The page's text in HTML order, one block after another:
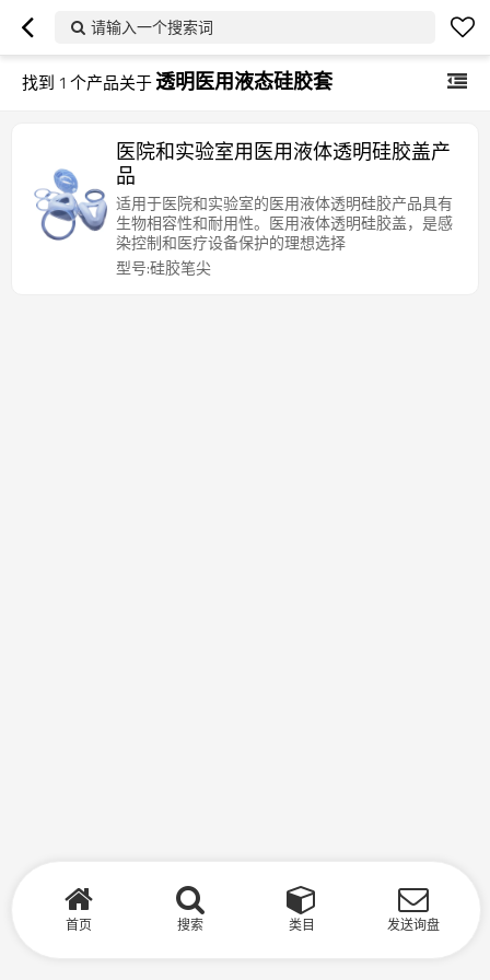
请输入一个搜索词
找到 1 个产品关于透明医用液态硅胶套
医院和实验室用医用液体透明硅胶盖产
品
适用于医院和实验室的医用液体透明硅胶产品具有
生物相容性和耐用性。医用液体透明硅胶盖，是感
染控制和医疗设备保护的理想选择
型号:硅胶笔尖
首页 搜索 类目 发送询盘